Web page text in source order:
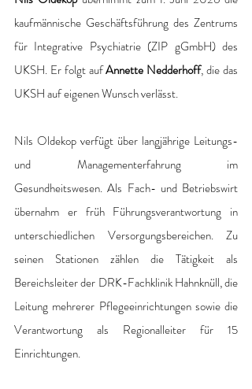
kaufmännische Geschäftsführung des Zentrums
für Integrative Psychiatrie (ZIP gGmbH) des
UKSH. Er folgt auf Annette Nedderhoff, die das
UKSH auf eigenen Wunsch verlässt.
Nils Oldekop verfügt über langjährige Leitungs-
und Managementerfahrung im
Gesundheitswesen. Als Fach- und Betriebswirt
übernahm er früh Führungsverantwortung in
unterschiedlichen Versorgungsbereichen. Zu
seinen Stationen zählen die Tätigkeit als
Bereichsleiter der DRK-Fachklinik Hahnknüll, die
Leitung mehrerer Pflegeeinrichtungen sowie die
Verantwortung als Regionalleiter für 15
Einrichtungen.